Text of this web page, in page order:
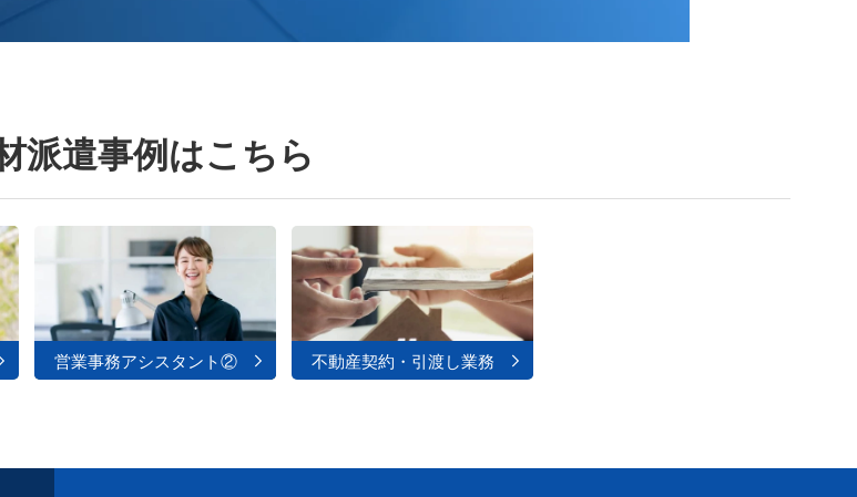
派遣事例はこちら
営業事務アシスタント② 不動産契約・引渡し業務